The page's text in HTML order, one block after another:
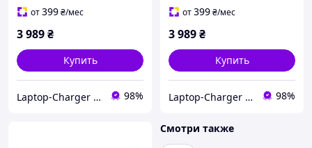
от399₴/мес
3 989₴
Купить
Laptop-Charger - интернет магазин комплектующих к ноутбукам 98%
от399₴/мес
3 989₴
Купить
Laptop-Charger - интернет магазин комплектующих к ноутбукам 98%
Смотри также